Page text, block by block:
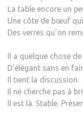
La table encore un
Une côte de bœuf
Des verres qu’on
Il a quelque chose
D’élégant sans en
Il tient la discussion.
Il ne cherche pas à
Il est là. Stable.